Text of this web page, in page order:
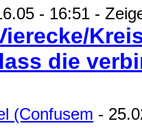
- 16:51 -
die
(Confusem -